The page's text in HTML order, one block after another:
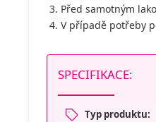
Před samotným
V případě potřeby
SPECIFIKACE:
Typ produktu: